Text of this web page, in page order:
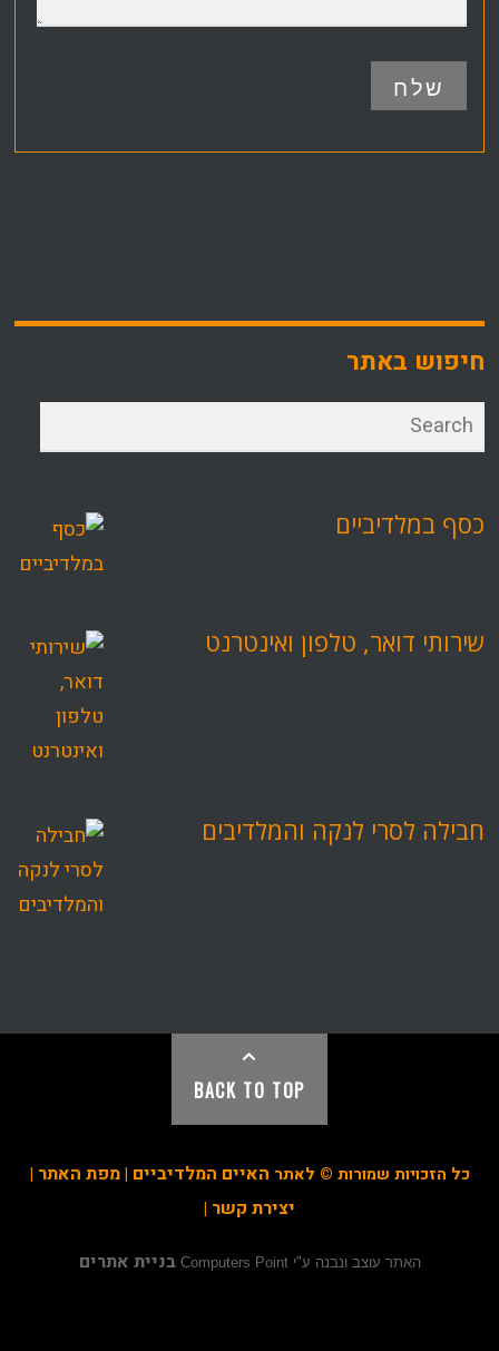
חיפוש באתר
כסף במלדיביים
שירותי דואר, טלפון ואינטרנט
חבילה לסרי לנקה והמלדיבים
BACK TO TOP
כל הזכויות שמורות © לאתר האיים המלדיביים |מפת האתר |
יצירת קשר |
האתר עוצב ונבנה ע"יComputers Point בניית אתרים